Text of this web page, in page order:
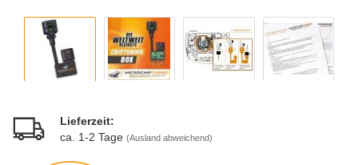
Lieferzeit:
ca. 1-2 Tage (Ausland abweichend)